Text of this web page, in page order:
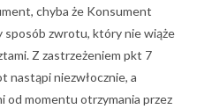
chyba że Konsument
sposób zwrotu, który nie wiąże
Z zastrzeżeniem pkt 7
nastąpi niezwłocznie, a
od momentu otrzymania przez